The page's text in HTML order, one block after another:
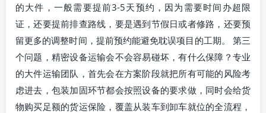
的大件，一般需要提前3-5天预约，因为需要时间办超限
证，还要提前排查路线，要是遇到节假日或者修路，还要预
留更多的调整时间，提前预约能避免耽误项目的工期。 第三
个问题，精密设备运输会不会容易碰坏，有什么保障？专业
的大件运输团队，首先会在方案阶段就把所有可能的风险考
虑进去，包装加固环节都会按照设备的要求做，同时会给货
物购买足额的货运保险，覆盖从装车到卸车就位的全流程，